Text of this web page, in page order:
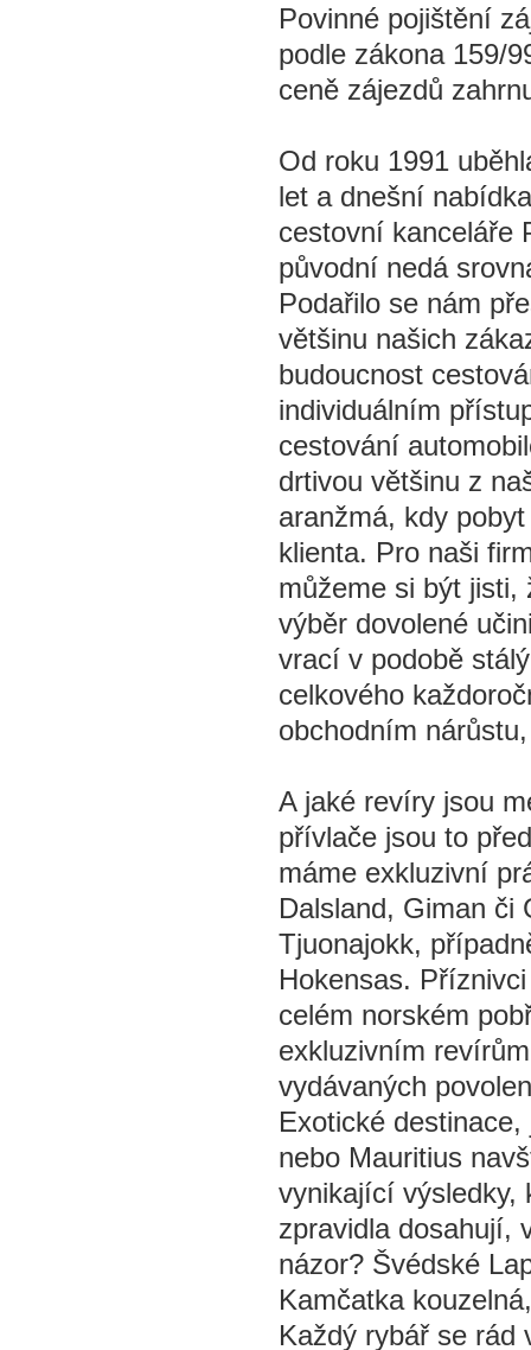
Povinné pojištění
podle zákona 159/
ceně zájezdů
Od roku 1991
let a dnešní
cestovní kanceláře
původní nedá
Podařilo se nám
většinu našich
budoucnost
individuálním
cestování
drtivou většinu z
aranžmá, kdy
klienta. Pro naši
můžeme si být jisti,
výběr dovolené
vrací v podobě
celkového
obchodním
A jaké revíry jsou
přívlače jsou to
máme exkluzivní
Dalsland, Giman či
Tjuonajokk,
Hokensas.
celém norském
exkluzivním
vydávaných
Exotické
nebo Mauritius
vynikající výsledky,
zpravidla dosahují,
názor? Švédské
Kamčatka
Každý rybář se rád